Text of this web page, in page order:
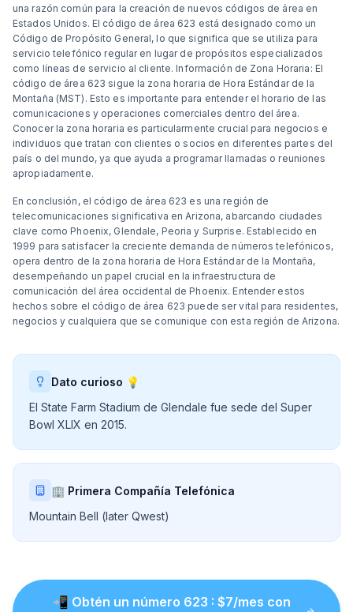
una razón común para la creación de nuevos códigos de área en
Estados Unidos. El código de área 623 está designado como un
Código de Propósito General, lo que significa que se utiliza para
servicio telefónico regular en lugar de propósitos especializados
como líneas de servicio al cliente. Información de Zona Horaria: El
código de área 623 sigue la zona horaria de Hora Estándar de la
Montaña (MST). Esto es importante para entender el horario de las
comunicaciones y operaciones comerciales dentro del área.
Conocer la zona horaria es particularmente crucial para negocios e
individuos que tratan con clientes o socios en diferentes partes del
país o del mundo, ya que ayuda a programar llamadas o reuniones
apropiadamente.
En conclusión, el código de área 623 es una región de
telecomunicaciones significativa en Arizona, abarcando ciudades
clave como Phoenix, Glendale, Peoria y Surprise. Establecido en
1999 para satisfacer la creciente demanda de números telefónicos,
opera dentro de la zona horaria de Hora Estándar de la Montaña,
desempeñando un papel crucial en la infraestructura de
comunicación del área occidental de Phoenix. Entender estos
hechos sobre el código de área 623 puede ser vital para residentes,
negocios y cualquiera que se comunique con esta región de Arizona.
Dato curioso 💡
El State Farm Stadium de Glendale fue sede del Super
Bowl XLIX en 2015.
🏢 Primera Compañía Telefónica
Mountain Bell (later Qwest)
📲 Obtén un número 623 : $7/mes con